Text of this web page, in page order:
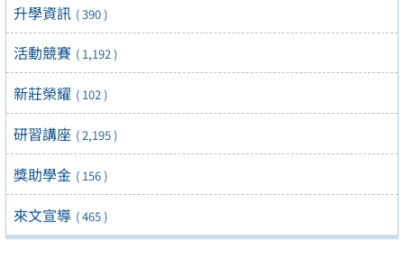
升學資訊 ( 390 )
活動競賽 ( 1,192 )
新莊榮耀 ( 102 )
研習講座 ( 2,195 )
獎助學金 ( 156 )
來文宣導 ( 465 )